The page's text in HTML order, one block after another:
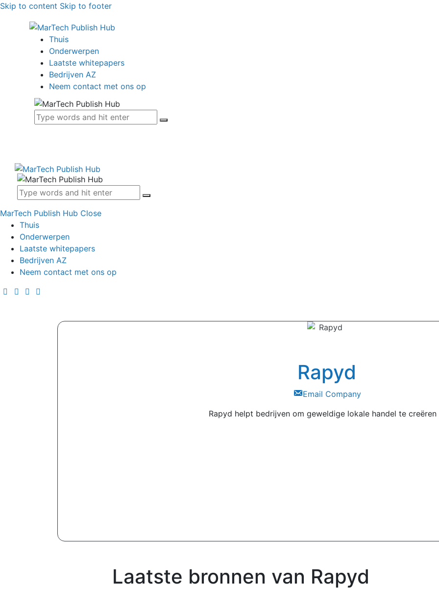
Skip to content Skip to footer
Thuis
Onderwerpen
Laatste whitepapers
Bedrijven AZ
Neem contact met ons op
MarTech Publish Hub Close
Thuis
Onderwerpen
Laatste whitepapers
Bedrijven AZ
Neem contact met ons op
Rapyd
Email Company
Rapyd helpt bedrijven om geweldige lokale handel te creëren
Laatste bronnen van Rapyd